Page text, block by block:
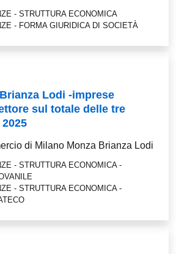
- STRUTTURA ECONOMICA
- FORMA GIURIDICA DI SOCIETÀ
Lodi -imprese
sul totale delle tre
di Milano Monza Brianza Lodi
- STRUTTURA ECONOMICA -
- STRUTTURA ECONOMICA -